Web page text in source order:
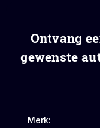
Ontvang
gewenste
Merk: